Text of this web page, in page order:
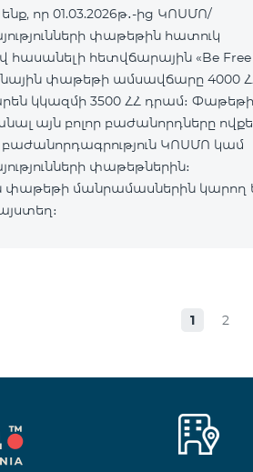
որ 01.03.2026թ․-ից ԿՈՍՄՈ/
փաթեթին հատուկ
հասանելի հետվճարային «Be Free
փաթեթի ամսավճարը 4000
3500 ՀՀ դրամ։ Փաթեթին
այն բոլոր բաժանորդները
ԿՈՍՄՈ կամ
փաթեթներին։
փաթեթի մանրամասներին կարող
1 2